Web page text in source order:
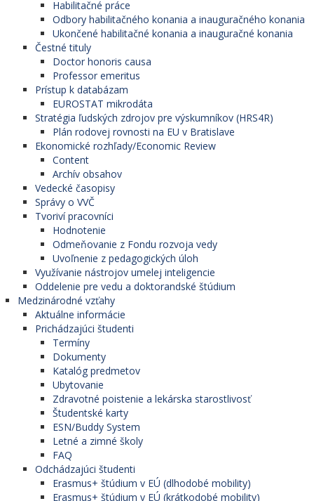
Habilitačné práce
Odbory habilitačného konania a inauguračného konania
Ukončené habilitačné konania a inauguračné konania
Čestné tituly
Doctor honoris causa
Professor emeritus
Prístup k databázam
EUROSTAT mikrodáta
Stratégia ľudských zdrojov pre výskumníkov (HRS4R)
Plán rodovej rovnosti na EU v Bratislave
Ekonomické rozhľady/Economic Review
Content
Archív obsahov
Vedecké časopisy
Správy o VVČ
Tvoriví pracovníci
Hodnotenie
Odmeňovanie z Fondu rozvoja vedy
Uvoľnenie z pedagogických úloh
Využívanie nástrojov umelej inteligencie
Oddelenie pre vedu a doktorandské štúdium
Medzinárodné vzťahy
Aktuálne informácie
Prichádzajúci študenti
Termíny
Dokumenty
Katalóg predmetov
Ubytovanie
Zdravotné poistenie a lekárska starostlivosť
Študentské karty
ESN/Buddy System
Letné a zimné školy
FAQ
Odchádzajúci študenti
Erasmus+ štúdium v EÚ (dlhodobé mobility)
Erasmus+ štúdium v EÚ (krátkodobé mobility)